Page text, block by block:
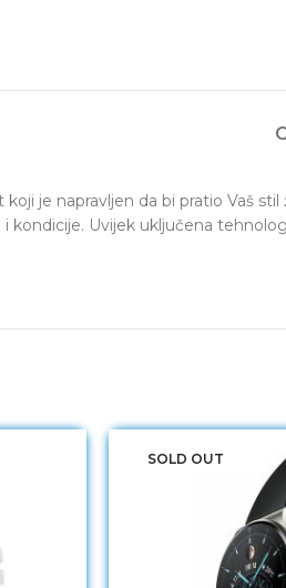
koji je napravljen da bi pratio Vaš
kondicije. Uvijek uključena
SOLD OUT